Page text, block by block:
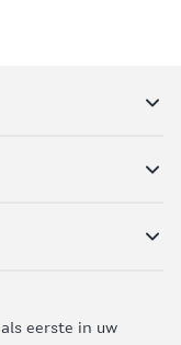
eerste in uw